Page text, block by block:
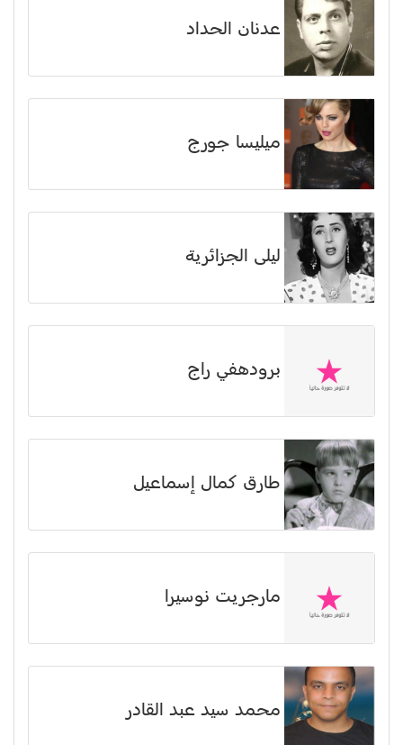
عدنان الحداد
ميليسا جورج
ليلى الجزائرية
برودهفي راج
طارق كمال إسماعيل
مارجريت نوسيرا
محمد سيد عبد القادر